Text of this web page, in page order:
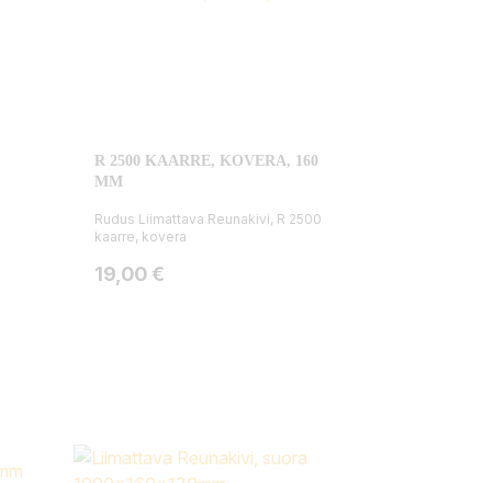
R 2500 KAARRE, KOVERA, 160
MM
Rudus Liimattava Reunakivi, R 2500
kaarre, kovera
Hinta
19,00 €